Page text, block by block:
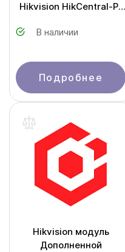
Hikvision HikCentral-P-
В наличии
Подробнее
Hikvision модуль
Дополненной